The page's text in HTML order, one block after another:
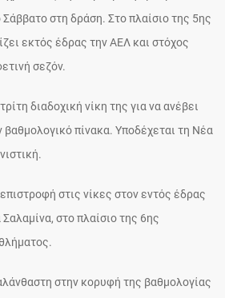
στη δράση. Στο πλαίσιο της 5ης
εκτός έδρας την ΑΕΛ και στόχος
σεζόν.
διαδοχική νίκη της για να ανέβει
πίνακα. Υποδέχεται τη Νέα
στις νίκες στον εντός έδρας
στο πλαίσιο της 6ης
στην κορυφή της βαθμολογίας